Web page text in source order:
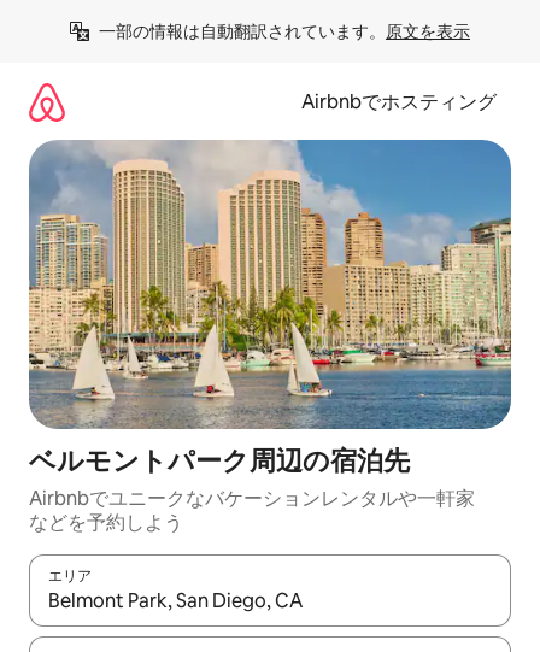
一部の情報は自動翻訳されています。 原文を表示
Airbnbでホスティング
ベルモントパーク⁠周⁠辺⁠の宿⁠泊⁠先
Airbnbでユニークなバ⁠ケ⁠ー⁠シ⁠ョ⁠ンレ⁠ン⁠タ⁠ルや一⁠軒⁠家
な⁠ど⁠を予⁠約⁠し⁠よ⁠う
エリア
検索結果が表示されたら、上下の矢印キーを使って移動するか